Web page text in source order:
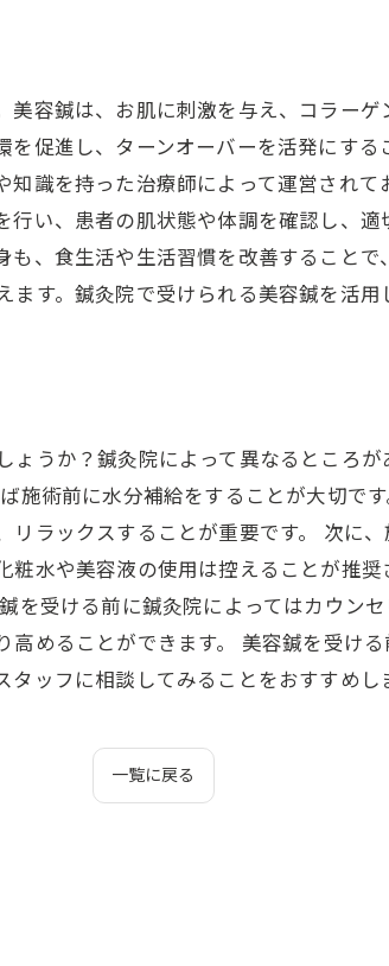
容鍼は、お肌に刺激を与え、コラー
促進し、ターンオーバーを活発にする
識を持った治療師によって運営され
い、患者の肌状態や体調を確認し、
、食生活や生活習慣を改善すること
す。鍼灸院で受けられる美容鍼を活用
うか？鍼灸院によって異なるところ
施術前に水分補給をすることが大切で
ラックスすることが重要です。 次に
水や美容液の使用は控えることが推
受ける前に鍼灸院によってはカウン
めることができます。 美容鍼を受け
ッフに相談してみることをおすすめし
一覧に戻る